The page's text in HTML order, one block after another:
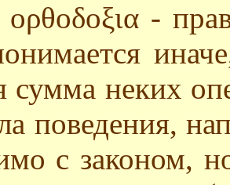
-
сумма неких
поведения,
с законом,